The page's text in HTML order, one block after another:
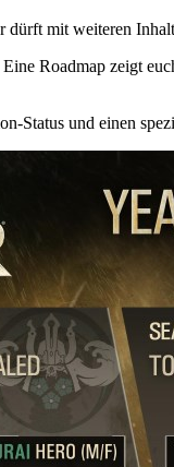
dürft mit weiteren
Roadmap zeigt
Status und einen